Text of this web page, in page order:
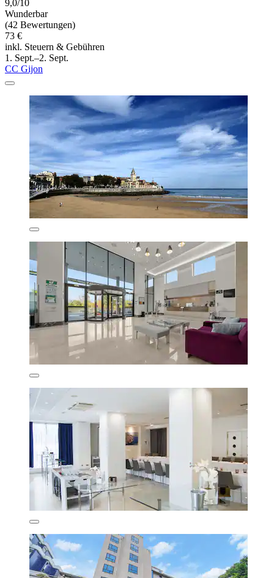
9,0/10
Wunderbar
(42 Bewertungen)
73 €
inkl. Steuern & Gebühren
1. Sept.–2. Sept.
CC Gijon